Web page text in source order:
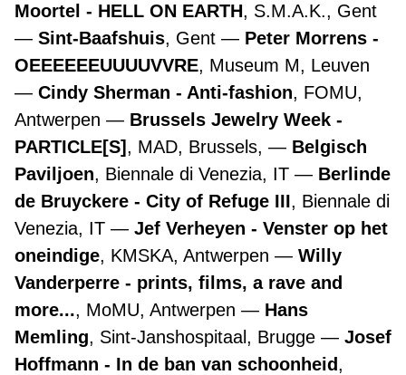
Moortel - HELL ON EARTH, S.M.A.K., Gent
Sint-Baafshuis, Gent
Peter Morrens -
OEEEEEEUUUUVVRE, Museum M, Leuven
Cindy Sherman - Anti-fashion, FOMU,
Antwerpen
Brussels Jewelry Week -
PARTICLE[S] , MAD, Brussels,
Belgisch
Paviljoen, Biennale di Venezia, IT
Berlinde
de Bruyckere - City of Refuge III, Biennale di
Venezia, IT
Jef Verheyen - Venster op het
oneindige, KMSKA, Antwerpen
Willy
Vanderperre - prints, films, a rave and
more..., MoMU, Antwerpen
Hans
Memling, Sint-Janshospitaal, Brugge
Josef
Hoffmann - In de ban van schoonheid,